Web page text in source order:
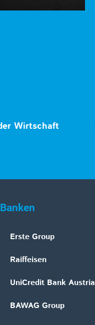
Wirtschaft
Banken
Erste Group
Raiffeisen
UniCredit Bank Austria
BAWAG Group